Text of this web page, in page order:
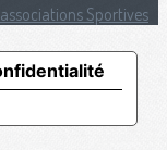
Sportives